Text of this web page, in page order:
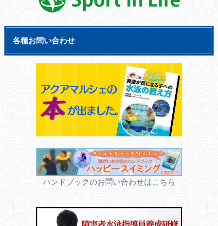
各種お問い合わせ
ハンドブックのお問い合わせはこちら